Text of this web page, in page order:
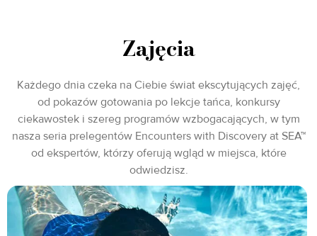
Zajęcia
Każdego dnia czeka na Ciebie świat ekscytujących zajęć,
od pokazów gotowania po lekcje tańca, konkursy
ciekawostek i szereg programów wzbogacających, w tym
nasza seria prelegentów Encounters with Discovery at SEA™
od ekspertów, którzy oferują wgląd w miejsca, które
odwiedzisz.